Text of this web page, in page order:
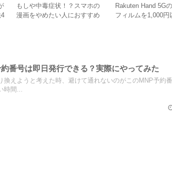
もしや中毒症状！？スマホの
漫画をやめたい人におすすめ
Rakuten Hand 5G
フィルムを1,000円
番号は即日発行できる？実際にやってみた
換えようと考えた時、避けて通れないのがこのMNP予約
時間...